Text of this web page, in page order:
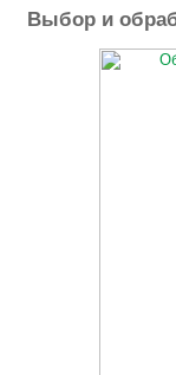
Выбор и